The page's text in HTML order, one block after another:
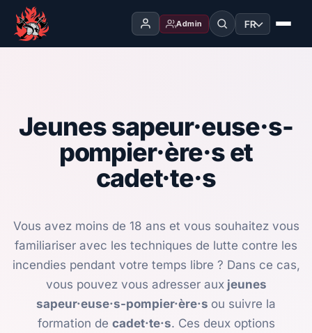
Admin FR
Jeunes sapeur·euse·s-
pompier·ère·s et
cadet·te·s
Vous avez moins de 18 ans et vous souhaitez vous
familiariser avec les techniques de lutte contre les
incendies pendant votre temps libre ? Dans ce cas,
vous pouvez vous adresser auxjeunes
sapeur·euse·s-pompier·ère·s ou suivre la
formation de cadet·te·s. Ces deux options